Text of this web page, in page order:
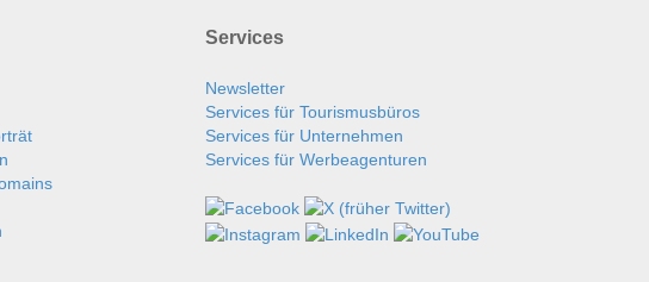
Services
Newsletter
Services für Tourismusbüros
Services für Unternehmen
Services für Werbeagenturen